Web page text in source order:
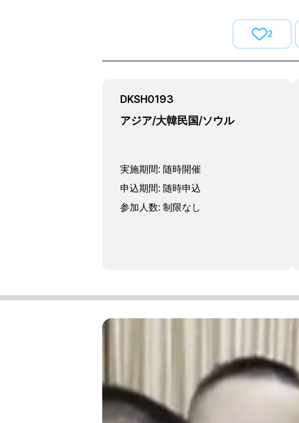
2
DKSH0193
アジア/大韓民国/ソウル
実施期間: 随時開催
申込期間: 随時申込
参加人数: 制限なし